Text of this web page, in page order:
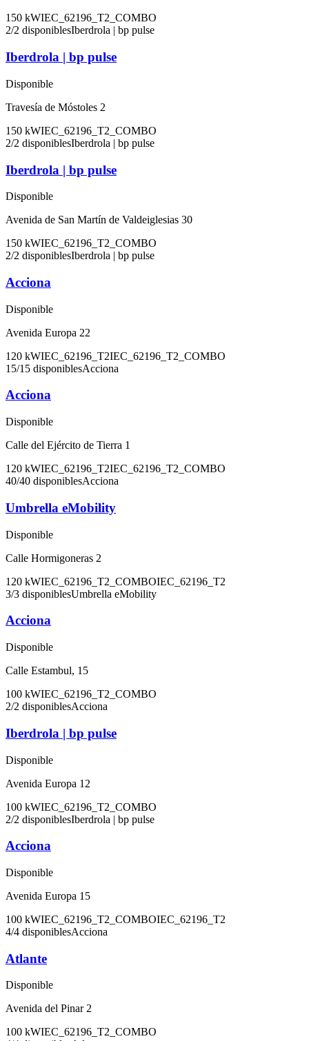
150 kWIEC_62196_T2_COMBO
2/2 disponiblesIberdrola | bp pulse
Iberdrola | bp pulse
Disponible
Travesía de Móstoles 2
150 kWIEC_62196_T2_COMBO
2/2 disponiblesIberdrola | bp pulse
Iberdrola | bp pulse
Disponible
Avenida de San Martín de Valdeiglesias 30
150 kWIEC_62196_T2_COMBO
2/2 disponiblesIberdrola | bp pulse
Acciona
Disponible
Avenida Europa 22
120 kWIEC_62196_T2IEC_62196_T2_COMBO
15/15 disponiblesAcciona
Acciona
Disponible
Calle del Ejército de Tierra 1
120 kWIEC_62196_T2IEC_62196_T2_COMBO
40/40 disponiblesAcciona
Umbrella eMobility
Disponible
Calle Hormigoneras 2
120 kWIEC_62196_T2_COMBOIEC_62196_T2
3/3 disponiblesUmbrella eMobility
Acciona
Disponible
Calle Estambul, 15
100 kWIEC_62196_T2_COMBO
2/2 disponiblesAcciona
Iberdrola | bp pulse
Disponible
Avenida Europa 12
100 kWIEC_62196_T2_COMBO
2/2 disponiblesIberdrola | bp pulse
Acciona
Disponible
Avenida Europa 15
100 kWIEC_62196_T2_COMBOIEC_62196_T2
4/4 disponiblesAcciona
Atlante
Disponible
Avenida del Pinar 2
100 kWIEC_62196_T2_COMBO